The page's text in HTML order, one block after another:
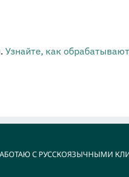
Узнайте, как
С РУССКОЯЗЫЧНЫМИ